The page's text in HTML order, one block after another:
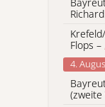
Flops –
4.
(zweite